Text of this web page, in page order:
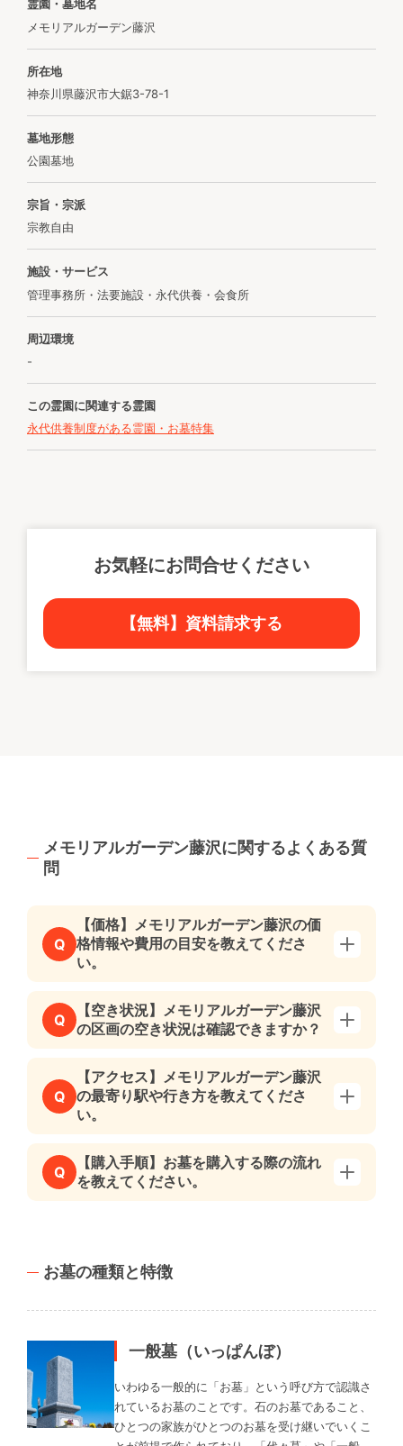
霊園・墓地名
メモリアルガーデン藤沢
所在地
神奈川県藤沢市大鋸3-78-1
墓地形態
公園墓地
宗旨・宗派
宗教自由
施設・サービス
管理事務所・法要施設・永代供養・会食所
周辺環境
-
この霊園に関連する霊園
永代供養制度がある霊園・お墓特集
お気軽にお問合せください
【無料】資料請求する
メモリアルガーデン藤沢に関するよくある質
問
Q
【価格】メモリアルガーデン藤沢の価
格情報や費用の目安を教えてくださ
い。
Q
【空き状況】メモリアルガーデン藤沢
の区画の空き状況は確認できますか？
Q
【アクセス】メモリアルガーデン藤沢
の最寄り駅や行き方を教えてくださ
い。
Q
【購入手順】お墓を購入する際の流れ
を教えてください。
お墓の種類と特徴
一般墓（いっぱんぼ）
いわゆる一般的に「お墓」という呼び方で認識さ
れているお墓のことです。石のお墓であること、
ひとつの家族がひとつのお墓を受け継いでいくこ